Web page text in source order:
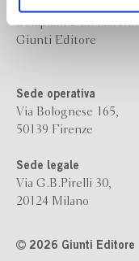
ogni momento
Bompiani è un
Giunti Editore
Sede operativa
Via Bolognese 165,
50139 Firenze
Sede legale
Via G.B.Pirelli 30,
20124 Milano
2026 Giunti Editore